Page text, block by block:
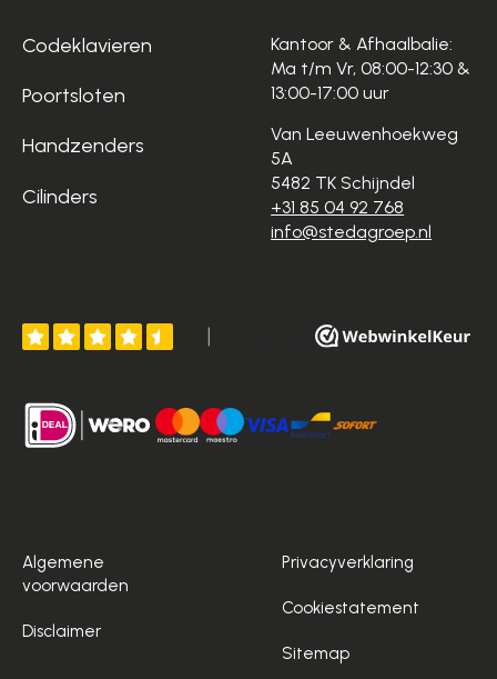
Codeklavieren
Poortsloten
Handzenders
Cilinders
Kantoor & Afhaalbalie:
Ma t/m Vr, 08:00-12:30 &
13:00-17:00 uur
Van Leeuwenhoekweg
5A
5482 TK Schijndel
+31 85 04 92 768
info@stedagroep.nl
Algemene
voorwaarden
Disclaimer
Privacyverklaring
Cookiestatement
Sitemap